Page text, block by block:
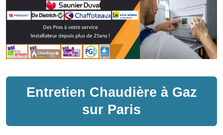
Entretien Chaudière à Gaz
sur Paris